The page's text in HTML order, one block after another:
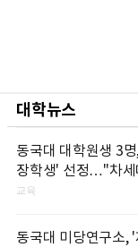
대학뉴스
동국대 대학원생 3
장학생' 선정…"차세
교육
동국대 미당연구소,